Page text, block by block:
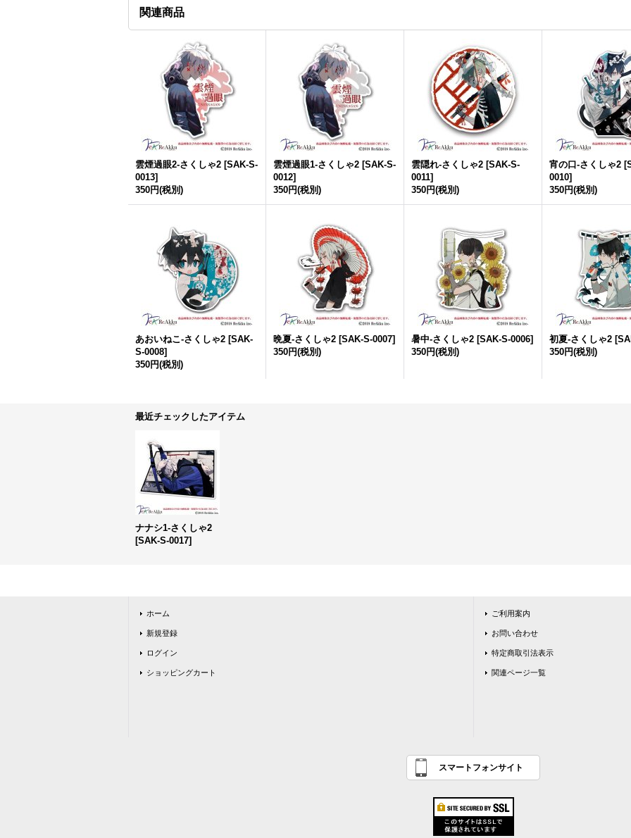
関連商品
雲煙過眼2-さくしゃ2 [SAK-S-
0013]
350円(税別)
雲煙過眼1-さくしゃ2 [SAK-S-
0012]
350円(税別)
雲隠れ-さくしゃ2 [SAK-S-
0011]
350円(税別)
宵の口-さくしゃ2 [
0010]
350円(税別)
あおいねこ-さくしゃ2 [SAK-
S-0008]
350円(税別)
晩夏-さくしゃ2 [SAK-S-0007]
350円(税別)
暑中-さくしゃ2 [SAK-S-0006]
350円(税別)
初夏-さくしゃ2 [
350円(税別)
最近チェックしたアイテム
ナナシ1-さくしゃ2
[SAK-S-0017]
ホーム
新規登録
ログイン
ショッピングカート
ご利用案内
お問い合わせ
特定商取引法表示
関連ページ一覧
スマートフォンサイト